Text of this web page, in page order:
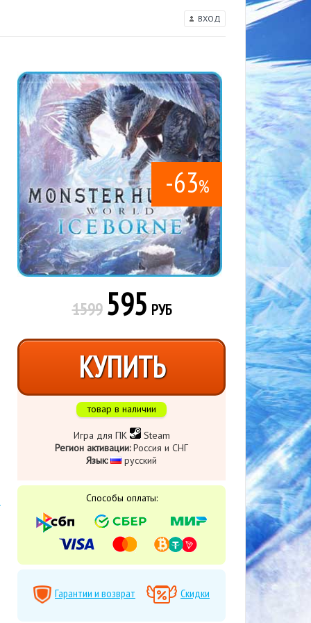
ВХОД
-63%
1599 595 РУБ
КУПИТЬ
товар в наличии
Игра для ПК
Steam
Регион активации:Россия и СНГ
Язык:
​ русский
Способы оплаты:
Гарантии и возврат Скидки